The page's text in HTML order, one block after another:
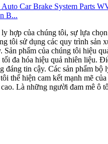
B...
hợp của chúng tôi, sự lựa
tôi sử dụng các quy trình sản
Sản phẩm của chúng tôi hiệu
đa hóa hiệu quả nhiên liệu.
đáng tin cậy. Các sản phẩm
thể hiện cam kết mạnh mẽ
Là những người đam mê ô